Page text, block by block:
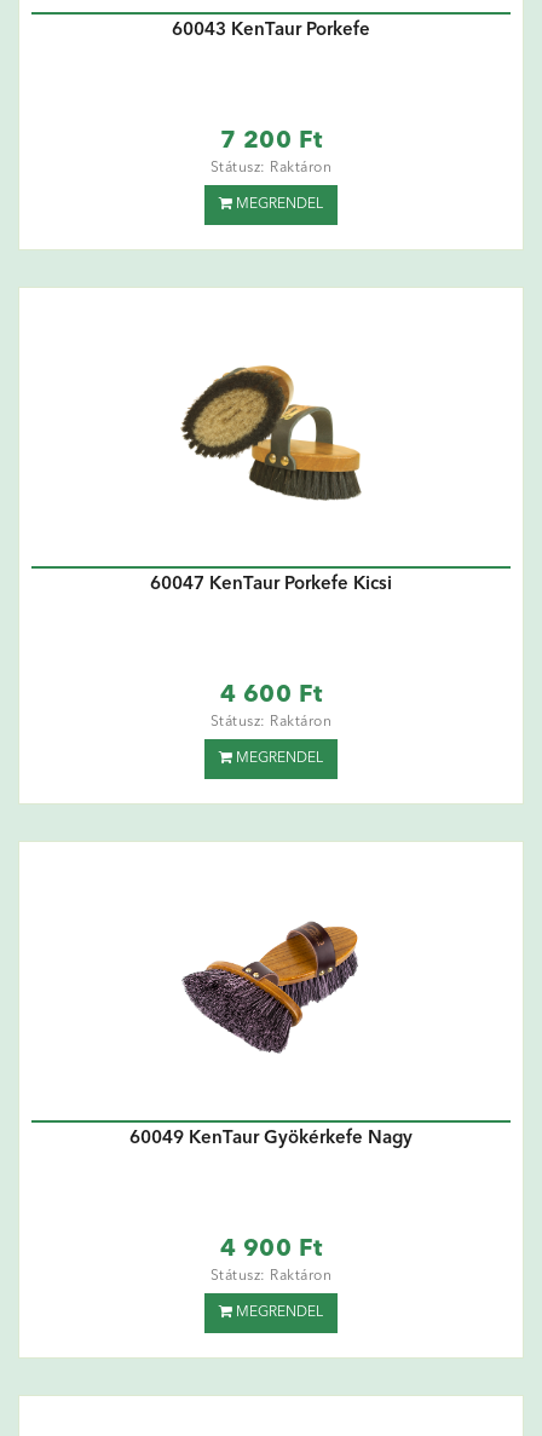
60043 KenTaur Porkefe
7 200 Ft
Státusz: Raktáron
MEGRENDEL
60047 KenTaur Porkefe Kicsi
4 600 Ft
Státusz: Raktáron
MEGRENDEL
60049 KenTaur Gyökérkefe Nagy
4 900 Ft
Státusz: Raktáron
MEGRENDEL